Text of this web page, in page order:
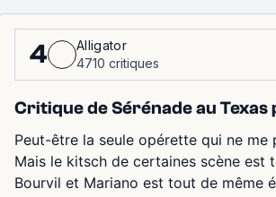
4
Alligator
4710 critiques
Critique de Sérénade au
Peut-être la seule opérette qui ne
Mais le kitsch de certaines scène est
Bourvil et Mariano est tout de même